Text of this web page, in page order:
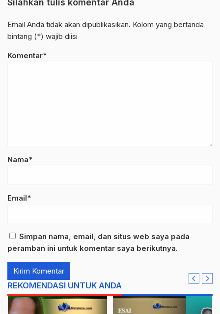
Silahkan tulis komentar Anda
Email Anda tidak akan dipublikasikan. Kolom yang bertanda
bintang (*) wajib diisi
Komentar*
Nama*
Email*
Simpan nama, email, dan situs web saya pada
peramban ini untuk komentar saya berikutnya.
REKOMENDASI UNTUK ANDA